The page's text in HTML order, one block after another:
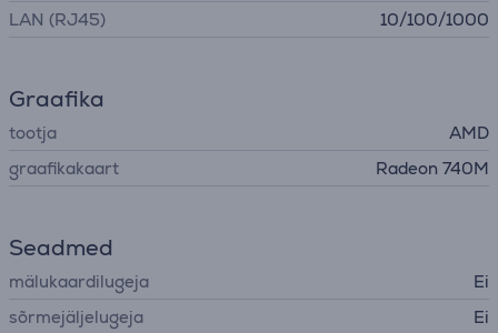
LAN (RJ45)
10/100/1000
Graafika
tootja
AMD
graafikakaart
Radeon 740M
Seadmed
mälukaardilugeja
Ei
sõrmejäljelugeja
Ei